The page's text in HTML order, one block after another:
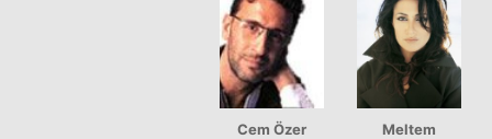
Cem Özer
Meltem